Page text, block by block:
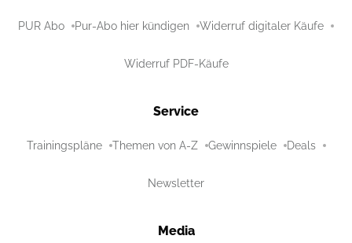
PUR Abo Pur-Abo hier kündigen Widerruf digitaler Käufe
Widerruf PDF-Käufe
Service
Trainingspläne Themen von A-Z Gewinnspiele Deals
Newsletter
Media